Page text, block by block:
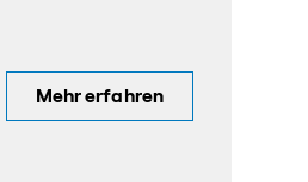
Mehr erfahren